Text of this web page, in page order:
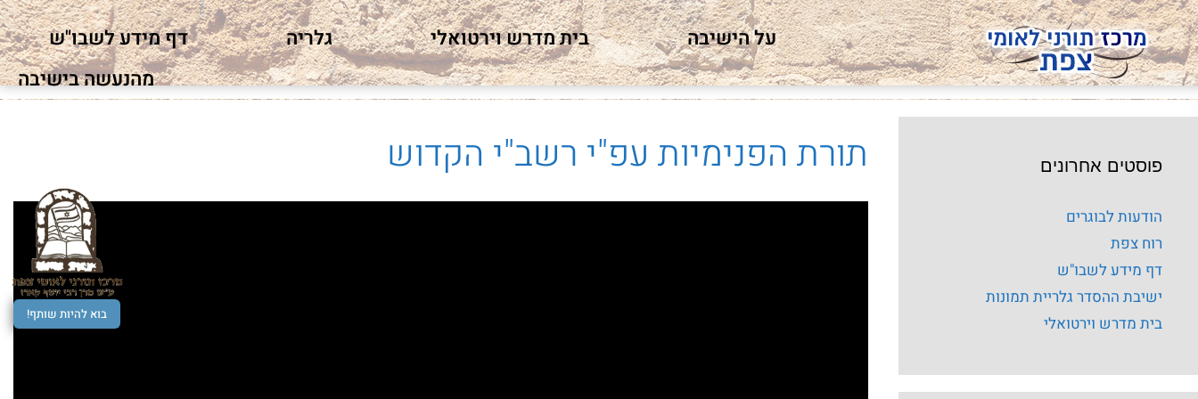
בוא להיות שותף!
על הישיבה בית מדרש וירטואלי גלריה
דף מידע לשבו"ש
מהנעשה בישיבה
תורת הפנימיות עפ"י רשב"י הקדוש פוסטים אחרונים
הודעות לבוגרים
רוח צפת
דף מידע לשבו"ש
ישיבת ההסדר גלריית תמונות
בית מדרש וירטואלי